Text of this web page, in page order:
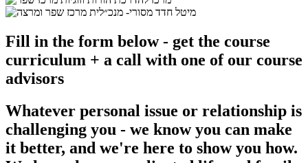
Fill in the form below - get the course
curriculum + a call with one of our course
advisors
Whatever personal issue or relationship is
challenging you - we know you can make
it better, and we're here to show you how.